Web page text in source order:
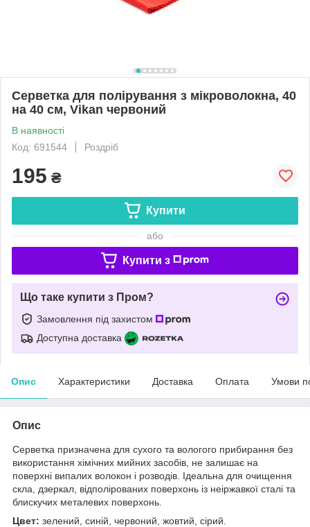
Серветка для полірування з мікроволокна, 40
на 40 см, Vikan червоний
В наявності
Код: 691544
Роздріб
195 ₴
Купити
або
Купити з
Що таке купити з Пром?
Замовлення під захистом
Доступна доставка
Опис Характеристики Доставка Оплата Умови
Опис
Серветка призначена для сухого та вологого прибирання без
використання хімічних мийних засобів, не залишає на
поверхні випалих волокон і розводів. Ідеальна для очищення
скла, дзеркал, відполірованих поверхонь із неіржавкої сталі та
блискучих металевих поверхонь.
Цвет: зелений, синій, червоний, жовтий, сірий.